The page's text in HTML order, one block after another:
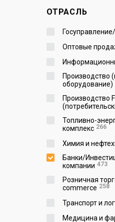
ОТРАСЛЬ
Оптовые
Производство
оборудование)
Производство
Топливно-
комплекс 266
Химия и
Банки/
компании 473
Розничная
commerce 258
Транспорт и
Медицина и